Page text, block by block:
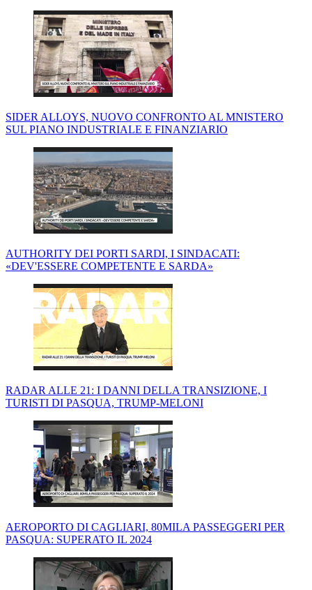
SIDER ALLOYS, NUOVO CONFRONTO AL MNISTERO
SUL PIANO INDUSTRIALE E FINANZIARIO
AUTHORITY DEI PORTI SARDI, I SINDACATI:
«DEV'ESSERE COMPETENTE E SARDA»
RADAR ALLE 21: I DANNI DELLA TRANSIZIONE, I
TURISTI DI PASQUA, TRUMP-MELONI
AEROPORTO DI CAGLIARI, 80MILA PASSEGGERI PER
PASQUA: SUPERATO IL 2024